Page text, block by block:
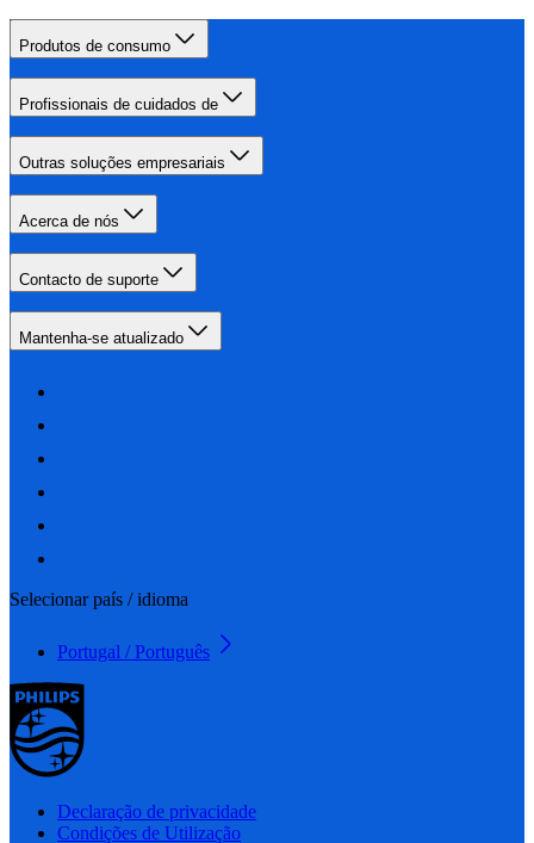
Produtos de consumo
Profissionais de cuidados de
Outras soluções empresariais
Acerca de nós
Contacto de suporte
Mantenha-se atualizado
Selecionar país / idioma
Portugal / Português
Declaração de privacidade
Condições de Utilização